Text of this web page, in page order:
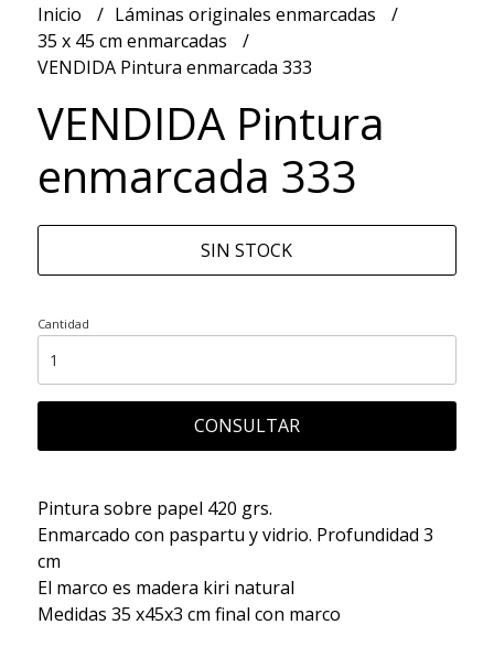
Inicio
Láminas originales enmarcadas
35 x 45 cm enmarcadas
VENDIDA Pintura enmarcada 333
VENDIDA Pintura
enmarcada 333
SIN STOCK
Cantidad
CONSULTAR
Pintura sobre papel 420 grs.
Enmarcado con paspartu y vidrio. Profundidad 3
cm
El marco es madera kiri natural
Medidas 35 x45x3 cm final con marco